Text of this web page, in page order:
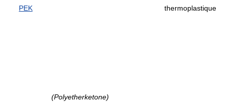
PEK
(Polyetherketone)
thermoplastique